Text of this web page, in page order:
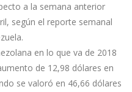
a la semana anterior
según el reporte semanal
en lo que va de 2018
de 12,98 dólares en
se valoró en 46,66 dólares